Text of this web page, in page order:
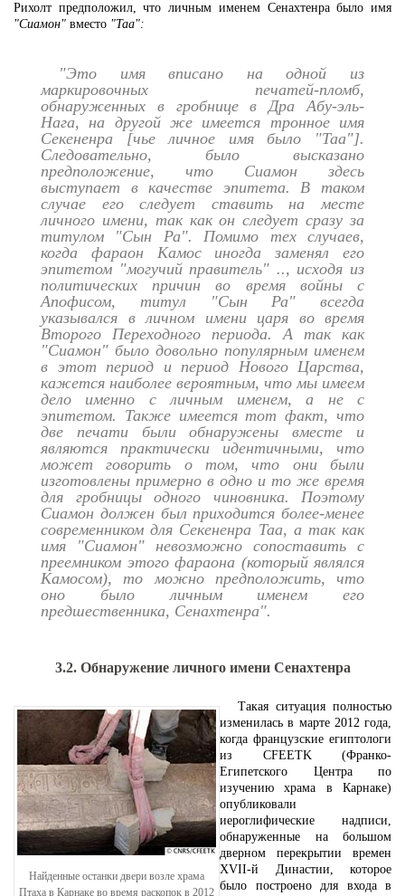
Рихолт предположил, что личным именем Сенахтенра было имя
"Сиамон" вместо "Таа":
"Это имя вписано на одной из
маркировочных печатей-пломб,
обнаруженных в гробнице в Дра Абу-эль-
Нага, на другой же имеется тронное имя
Секененра [чье личное имя было "Таа"].
Следовательно, было высказано
предположение, что Сиамон здесь
выступает в качестве эпитета. В таком
случае его следует ставить на месте
личного имени, так как он следует сразу за
титулом "Сын Ра". Помимо тех случаев,
когда фараон Камос иногда заменял его
эпитетом "могучий правитель" .., исходя из
политических причин во время войны с
Апофисом, титул "Сын Ра" всегда
указывался в личном имени царя во время
Второго Переходного периода. А так как
"Сиамон" было довольно популярным именем
в этот период и период Нового Царства,
кажется наиболее вероятным, что мы имеем
дело именно с личным именем, а не с
эпитетом. Также имеется тот факт, что
две печати были обнаружены вместе и
являются практически идентичными, что
может говорить о том, что они были
изготовлены примерно в одно и то же время
для гробницы одного чиновника. Поэтому
Сиамон должен был приходится более-менее
современником для Секененра Таа, а так как
имя "Сиамон" невозможно сопоставить с
преемником этого фараона (который являлся
Камосом), то можно предположить, что
оно было личным именем его
предшественника, Сенахтенра".
3.2. Обнаружение личного имени Сенахтенра
Найденные останки двери возле храма
Птаха в Карнаке во время раскопок в 2012
Такая ситуация полностью
изменилась в марте 2012 года,
когда французские египтологи
из CFEETK (Франко-
Египетского Центра по
изучению храма в Карнаке)
опубликовали
иероглифические надписи,
обнаруженные на большом
дверном перекрытии времен
XVII-й Династии, которое
было построено для входа в